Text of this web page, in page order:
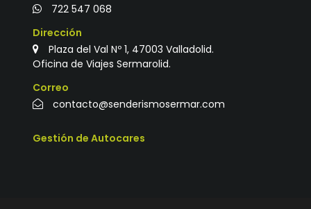
722 547 068
Dirección
Plaza del Val Nº 1, 47003 Valladolid.
Oficina de Viajes Sermarolid.
Correo
contacto@senderismosermar.com
Gestión de Autocares